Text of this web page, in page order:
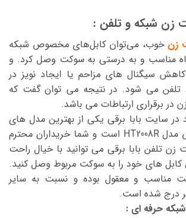
زن شبکه و تلفن :
زن خوب، می‌توان کابل‌‌های مخصوص شبکه
مناسب و به درستی به سوکت وصل کرد. و
سیگنال های مزاحم یا ایجاد نویز در
می شود. در نتیجه می توان گفت که
در برقراری ارتباطات می باشد.
سایت بابا برقی یکی از بهترین مدل های
موجود در بازار یعنی مدل HT2008R است و شما خریداران محترم
تلفن بابا برقی می توانید با خیال راحت
کابل های خود را به سوکت مربوط وصل کنید.
مناسب و معقول بوده و نسبت به سایر
درج شده است.
شبکه حرفه ای :